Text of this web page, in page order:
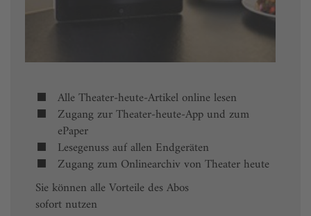
Alle Theater-heute-Artikel online lesen
Zugang zur Theater-heute-App und zum
ePaper
Lesegenuss auf allen Endgeräten
Zugang zum Onlinearchiv von Theater heute
Sie können alle Vorteile des Abos
sofort nutzen